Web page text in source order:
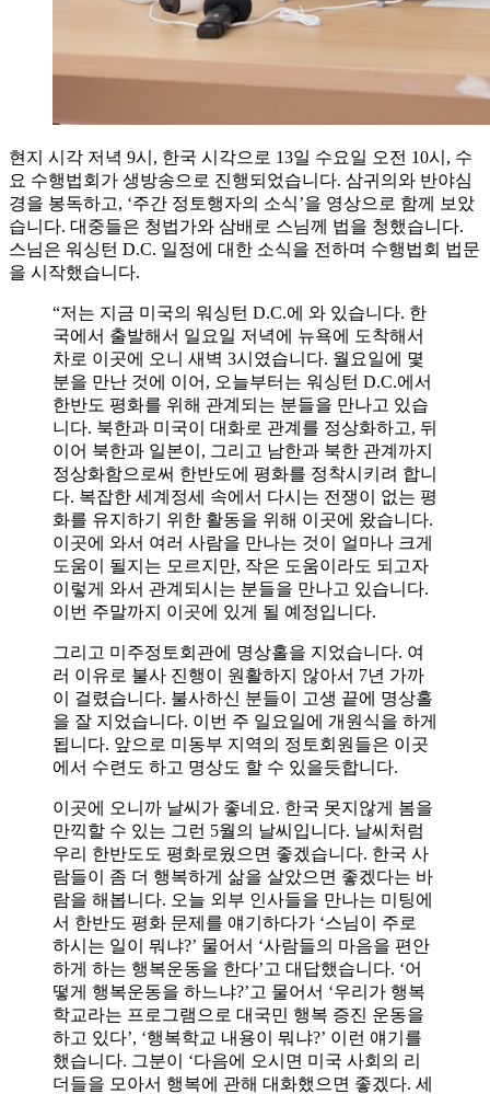
현지 시각 저녁 9시, 한국 시각으로 13일 수요일 오전 10시, 수
요 수행법회가 생방송으로 진행되었습니다. 삼귀의와 반야심
경을 봉독하고, ‘주간 정토행자의 소식’을 영상으로 함께 보았
습니다. 대중들은 청법가와 삼배로 스님께 법을 청했습니다.
스님은 워싱턴 D.C. 일정에 대한 소식을 전하며 수행법회 법문
을 시작했습니다.
“저는 지금 미국의 워싱턴 D.C.에 와 있습니다. 한
국에서 출발해서 일요일 저녁에 뉴욕에 도착해서
차로 이곳에 오니 새벽 3시였습니다. 월요일에 몇
분을 만난 것에 이어, 오늘부터는 워싱턴 D.C.에서
한반도 평화를 위해 관계되는 분들을 만나고 있습
니다. 북한과 미국이 대화로 관계를 정상화하고, 뒤
이어 북한과 일본이, 그리고 남한과 북한 관계까지
정상화함으로써 한반도에 평화를 정착시키려 합니
다. 복잡한 세계정세 속에서 다시는 전쟁이 없는 평
화를 유지하기 위한 활동을 위해 이곳에 왔습니다.
이곳에 와서 여러 사람을 만나는 것이 얼마나 크게
도움이 될지는 모르지만, 작은 도움이라도 되고자
이렇게 와서 관계되시는 분들을 만나고 있습니다.
이번 주말까지 이곳에 있게 될 예정입니다.
그리고 미주정토회관에 명상홀을 지었습니다. 여
러 이유로 불사 진행이 원활하지 않아서 7년 가까
이 걸렸습니다. 불사하신 분들이 고생 끝에 명상홀
을 잘 지었습니다. 이번 주 일요일에 개원식을 하게
됩니다. 앞으로 미동부 지역의 정토회원들은 이곳
에서 수련도 하고 명상도 할 수 있을듯합니다.
이곳에 오니까 날씨가 좋네요. 한국 못지않게 봄을
만끽할 수 있는 그런 5월의 날씨입니다. 날씨처럼
우리 한반도도 평화로웠으면 좋겠습니다. 한국 사
람들이 좀 더 행복하게 삶을 살았으면 좋겠다는 바
람을 해봅니다. 오늘 외부 인사들을 만나는 미팅에
서 한반도 평화 문제를 얘기하다가 ‘스님이 주로
하시는 일이 뭐냐?’ 물어서 ‘사람들의 마음을 편안
하게 하는 행복운동을 한다’고 대답했습니다. ‘어
떻게 행복운동을 하느냐?’고 물어서 ‘우리가 행복
학교라는 프로그램으로 대국민 행복 증진 운동을
하고 있다’, ‘행복학교 내용이 뭐냐?’ 이런 얘기를
했습니다. 그분이 ‘다음에 오시면 미국 사회의 리
더들을 모아서 행복에 관해 대화했으면 좋겠다. 세